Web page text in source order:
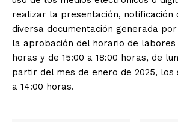
realizar la presentación, notificación
diversa documentación generada
la aprobación del horario de labores
horas y de 15:00 a 18:00 horas, de
partir del mes de enero de 2025, los
a 14:00 horas.